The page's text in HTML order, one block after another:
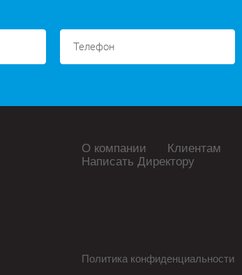
О компании Клиентам
Написать Директору
Политика конфиденциальности